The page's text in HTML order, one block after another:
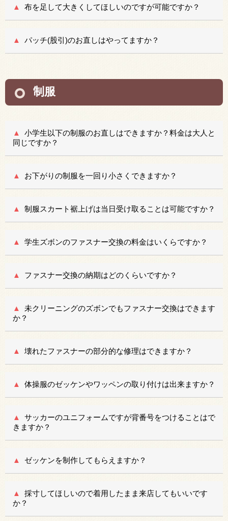
布を足して大きくしてほしいのですが可能ですか？
パッチ(股引)のお直しはやってますか？
制服
小学生以下の制服のお直しはできますか？料金は大人と
同じですか？
お下がりの制服を一回り小さくできますか？
制服スカート裾上げは当日受け取ることは可能ですか？
学生ズボンのファスナー交換の料金はいくらですか？
ファスナー交換の納期はどのくらいですか？
未クリーニングのズボンでもファスナー交換はできます
か？
壊れたファスナーの部分的な修理はできますか？
体操服のゼッケンやワッペンの取り付けは出来ますか？
サッカーのユニフォームですが背番号をつけることはで
きますか？
ゼッケンを制作してもらえますか？
採寸してほしいので着用したまま来店してもいいです
か？